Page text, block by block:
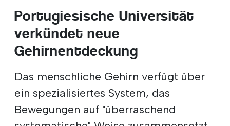
Portugiesische Universität
verkündet neue
Gehirnentdeckung
Das menschliche Gehirn verfügt über
ein spezialisiertes System, das
Bewegungen auf "überraschend